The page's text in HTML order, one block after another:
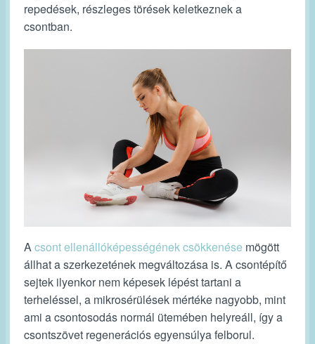
repedések, részleges törések keletkeznek a
csontban.
Acsont ellenállóképességének csökkenése mögött
állhat a szerkezetének megváltozása is. A csontépítő
sejtek ilyenkor nem képesek lépést tartani a
terheléssel, a mikrosérülések mértéke nagyobb, mint
ami a csontosodás normál ütemében helyreáll, így a
csontszövet regenerációs egyensúlya felborul.